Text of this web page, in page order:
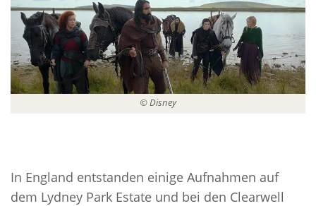
© Disney
In England entstanden einige Aufnahmen auf
dem Lydney Park Estate und bei den Clearwell